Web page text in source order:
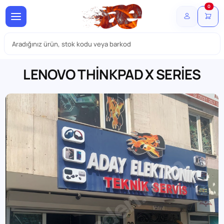
0
LENOVO THİNKPAD X SERİES